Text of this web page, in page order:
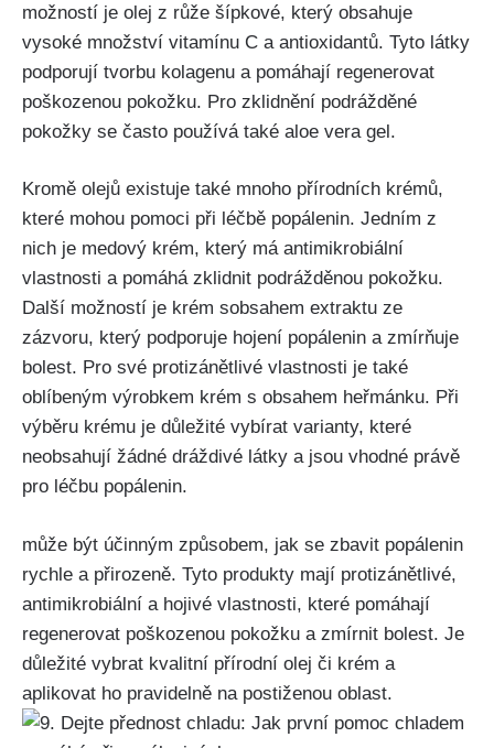
možností je olej‌ z růže šípkové, který obsahuje‌
vysoké množství vitamínu C a antioxidantů.⁢ Tyto látky
podporují tvorbu ⁣kolagenu ‌a pomáhají regenerovat​
poškozenou​ pokožku. Pro zklidnění podrážděné‌
pokožky se často používá také⁤ aloe vera gel.
Kromě olejů ‍existuje⁣ také ‍mnoho přírodních krémů,
které ‌mohou pomoci při léčbě popálenin. Jedním z
⁢nich je ⁢medový⁣ krém, který má⁣ antimikrobiální
⁢vlastnosti ‌a pomáhá ​zklidnit podrážděnou⁢ pokožku.
Další možností je krém sobsahem extraktu⁤ ze
‍zázvoru, který ⁢podporuje hojení‍ popálenin⁣ a zmírňuje
bolest. Pro své protizánětlivé vlastnosti je také
oblíbeným výrobkem​ krém s obsahem heřmánku.⁤ Při
výběru krému je důležité‌ vybírat varianty, které ​
neobsahují žádné dráždivé látky‍ a jsou⁢ vhodné‌ právě
pro⁣ léčbu popálenin.
může být⁣ účinným ‌způsobem, jak se ​zbavit popálenin
rychle⁢ a přirozeně. ⁢Tyto produkty mají protizánětlivé,
‌antimikrobiální a ⁤hojivé ⁤vlastnosti, které pomáhají⁤
regenerovat⁤ poškozenou pokožku ⁣a zmírnit bolest. Je
důležité ​vybrat kvalitní přírodní⁢ olej či krém a
aplikovat ho pravidelně na postiženou oblast.